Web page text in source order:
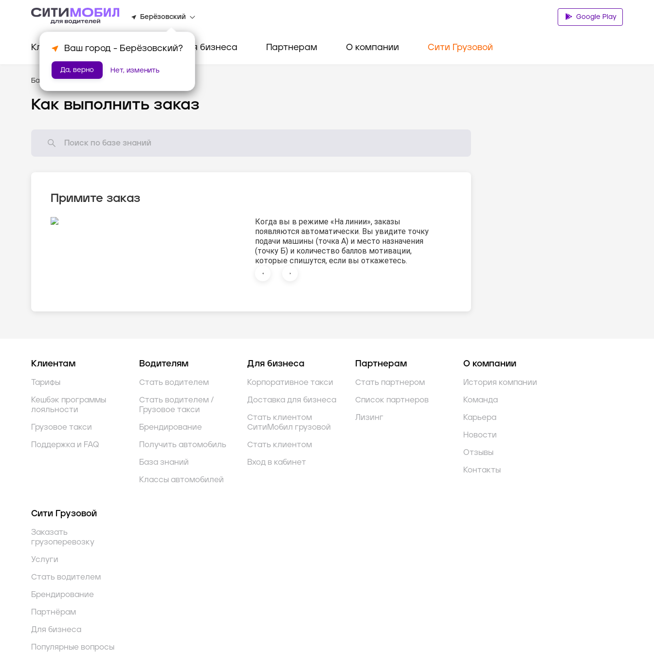
Берёзовский
Ваш город - Берёзовский?
Да, верно Нет, изменить
Google Play
Клиентам Водителям Для бизнеса Партнерам О компании Сити Грузовой
База знаний /Как всё устроено?
Как выполнить заказ
Примите заказ
Нажмите на кнопку «Маршрут» и выберите
ваш любимый навигатор.
Когда вы в режиме «На линии», заказы
появляются автоматически. Вы увидите точку
подачи машины (точка А) и место назначения
(точку Б) и количество баллов мотивации,
которые спишутся, если вы откажетесь.
Нажмите на кнопку «Принять заказ»
Нажмите на кнопку «Маршрут» и выберите
ваш любимый навигатор.
Когда вы в режиме «На линии», заказы
появляются автоматически. Вы увидите точку
подачи машины (точка А) и место назначения
(точку Б) и количество баллов мотивации,
которые спишутся, если вы откажетесь.
Клиентам
Тарифы
Кешбэк программы
лояльности
Грузовое такси
Поддержка и FAQ
Водителям
Стать водителем
Стать водителем /
Грузовое такси
Брендирование
Получить автомобиль
База знаний
Классы автомобилей
Для бизнеса
Корпоративное такси
Доставка для бизнеса
Стать клиентом
СитиМобил грузовой
Стать клиентом
Вход в кабинет
Партнерам
Стать партнером
Список партнеров
Лизинг
О компании
История компании
Команда
Карьера
Новости
Отзывы
Контакты
Сити Грузовой
Заказать
грузоперевозку
Услуги
Стать водителем
Брендирование
Партнёрам
Для бизнеса
Популярные вопросы